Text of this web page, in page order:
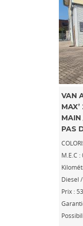
VAN
PAS
M.E.C
Diesel
Prix :